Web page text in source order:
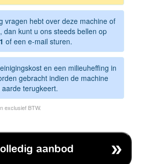
vragen hebt over deze machine of
dan kunt u ons steeds bellen op
of een e-mail sturen.
en een milieuheffing in
gebracht indien de machine
terugkeert.
exclusief BTW.
aanbod